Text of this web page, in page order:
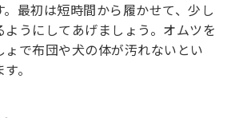
最初は短時間から履かせて、少し
うにしてあげましょう。オムツを
で布団や犬の体が汚れないとい
。